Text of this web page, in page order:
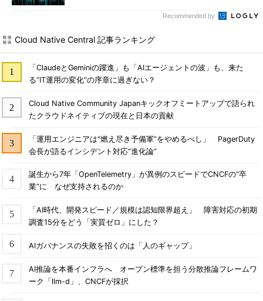
Recommended by
Cloud Native Central 記事ランキング
「ClaudeとGeminiの躍進」も「AIエージェントの波」も、来た
る“IT運用の変化”の序章に過ぎない？
Cloud Native Community Japanキックオフミートアップで語られ
たクラウドネイティブの現在と日本の貢献
「運用エンジニアは“燃え尽き予備軍”をやめるべし」 PagerDuty
会長が語るインシデント対応“進化論”
誕生から7年「OpenTelemetry」が異例のスピードでCNCFの“卒
業”に なぜ支持されるのか
「AI時代、開発スピード／規模は認知限界超え」 障害対応の初期
調査15分をどう「実質ゼロ」にした？
AIガバナンスの失敗を招くのは「人のギャップ」
AI推論を本番インフラへ オープン標準を担う分散推論フレームワ
ーク「llm-d」、CNCFが採択